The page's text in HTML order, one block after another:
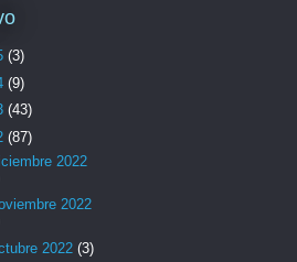
(3)
(9)
(43)
(87)
2022
2022
2022 (3)